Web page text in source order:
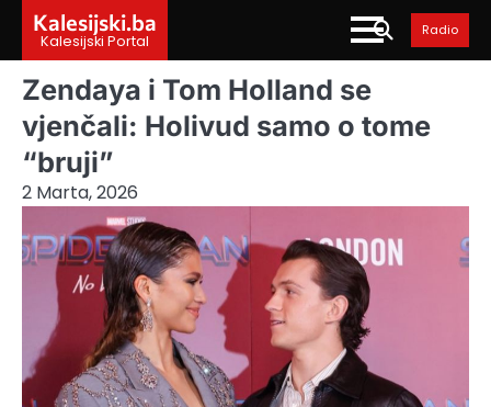
content
Kalesijski.ba
Kalesijski Portal
Radio
Zendaya i Tom Holland se
vjenčali: Holivud samo o tome
“bruji”
2 Marta, 2026